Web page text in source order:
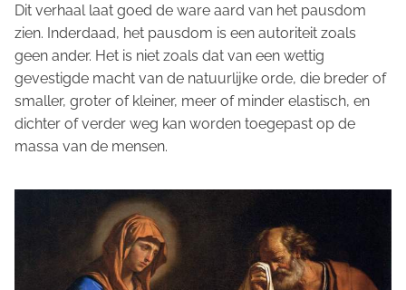
Dit verhaal laat goed de ware aard van het pausdom
zien. Inderdaad, het pausdom is een autoriteit zoals
geen ander. Het is niet zoals dat van een wettig
gevestigde macht van de natuurlijke orde, die breder of
smaller, groter of kleiner, meer of minder elastisch, en
dichter of verder weg kan worden toegepast op de
massa van de mensen.